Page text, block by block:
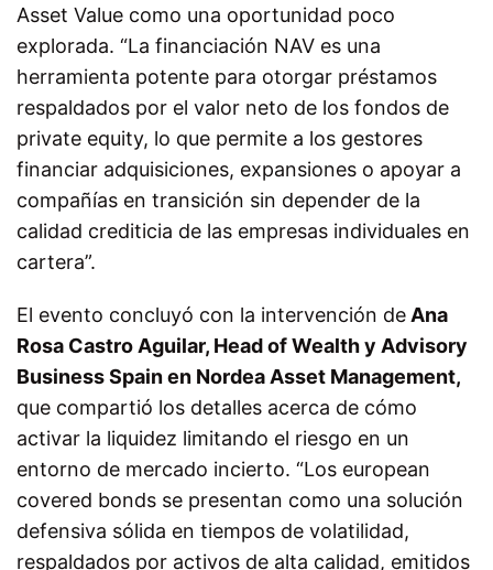
Asset Value como una oportunidad poco
explorada. “La financiación NAV es una
herramienta potente para otorgar préstamos
respaldados por el valor neto de los fondos de
private equity, lo que permite a los gestores
financiar adquisiciones, expansiones o apoyar a
compañías en transición sin depender de la
calidad crediticia de las empresas individuales en
cartera”.
El evento concluyó con la intervención de Ana
Rosa Castro Aguilar, Head of Wealth y Advisory
Business Spain en Nordea Asset Management,
que compartió los detalles acerca de cómo
activar la liquidez limitando el riesgo en un
entorno de mercado incierto. “Los european
covered bonds se presentan como una solución
defensiva sólida en tiempos de volatilidad,
respaldados por activos de alta calidad, emitidos